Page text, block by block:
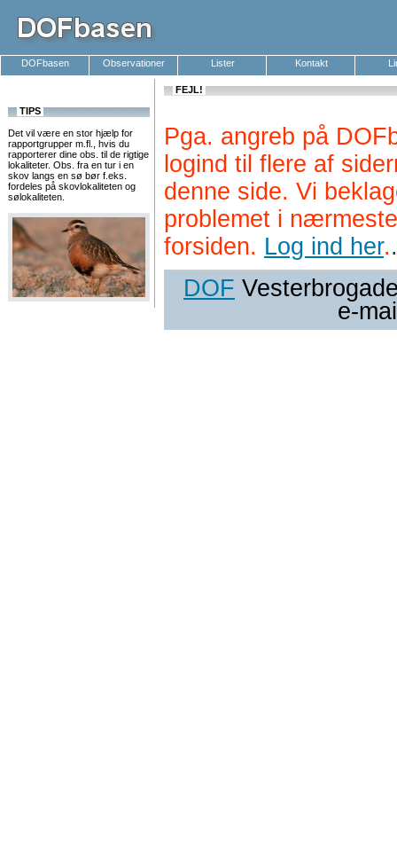
DOFbasen Observationer Lister Kontakt
TIPS
Det vil være en stor hjælp for
rapportgrupper m.fl., hvis du
rapporterer dine obs. til de rigtige
lokaliteter. Obs. fra en tur i en
skov langs en sø bør f.eks.
fordeles på skovlokaliteten og
sølokaliteten.
FEJL!
Pga. angreb på
logind til flere af
denne side. Vi
problemet i
forsiden. Log ind her..
DOF
e-